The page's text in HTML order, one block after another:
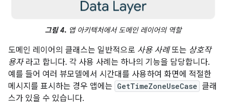
그림 4. 앱 아키텍처에서 도메인 레이어의 역할
도메인 레이어의 클래스는 일반적으로 사용 사례또는 상호작
용자라고 합니다. 각 사용 사례는 하나의 기능을 담당합니다.
예를 들어 여러 뷰모델에서 시간대를 사용하여 화면에 적절한
메시지를 표시하는 경우 앱에는 GetTimeZoneUseCase 클래
스가 있을 수 있습니다.